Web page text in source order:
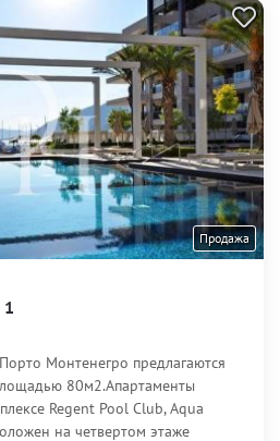
Продажа
1
Монтенегро предлагаются
80м2.Апартаменты
Regent Pool Club, Aqua
на четвертом этаже